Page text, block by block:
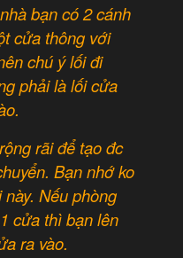
bạn có 2 cánh
cửa thông với
chú ý lối đi
phải là lối cửa
rãi để tạo đc
Bạn nhớ ko
Nếu phòng
cửa thì bạn lên
ra vào.